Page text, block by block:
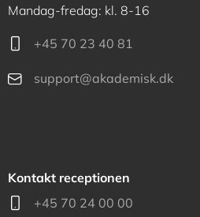
Mandag-fredag: kl. 8-16
+45 70 23 40 81
support@akademisk.dk
Kontakt receptionen
+45 70 24 00 00